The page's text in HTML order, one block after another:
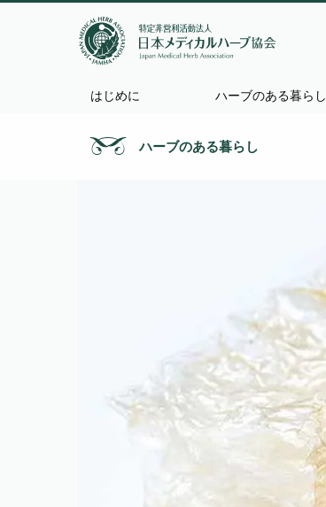
はじめに ハーブのある暮らし
ハーブのある暮らし